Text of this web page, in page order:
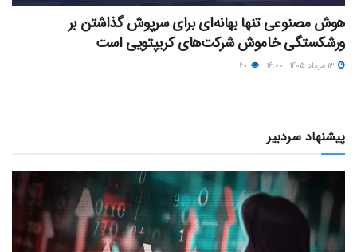
هوش مصنوعی تنها بهانه‌ای برای سرپوش گذاشتن بر
ورشکستگی خاموش شرکت‌های کریپتویی است
پیشنهاد سردبیر